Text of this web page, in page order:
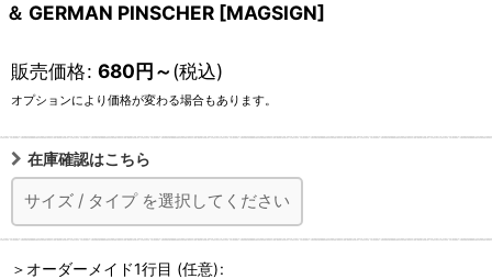
＆ GERMAN PINSCHER [MAGSIGN]
販売価格: 680円～(税込)
オプションにより価格が変わる場合もあります。
在庫確認はこちら
サイズ / タイプ を選択してください
＞オーダーメイド1行目 (任意):